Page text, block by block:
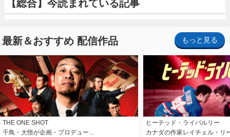
【総合】今読まれている記事
最新＆おすすめ 配信作品 もっと見る
THE ONE SHOT
千鳥・大悟が企画・プロデュー…
ヒーテッド・ライバルリー
カナダの作家レイチェル・リ